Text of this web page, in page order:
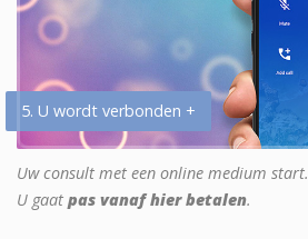
5. U wordt verbonden +
Uw consult met een online medium start.
U gaat pas vanaf hier betalen.